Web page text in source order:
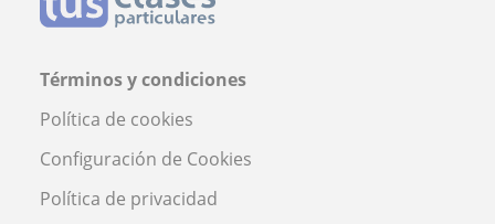
Términos y condiciones
Política de cookies
Configuración de Cookies
Política de privacidad